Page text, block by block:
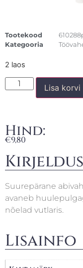
Tootekood
Kategooria
2 laos
Lisa korvi
Hind:
€9,80
Kirjeldus
Suurepärane
avaneb
nõelad vutlaris.
Lisainfo